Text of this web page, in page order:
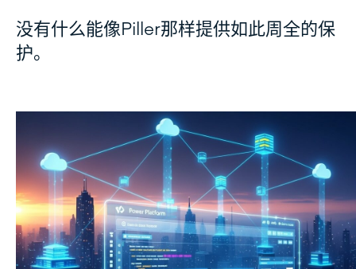
没有什么能像Piller那样提供如此周全的保
护。